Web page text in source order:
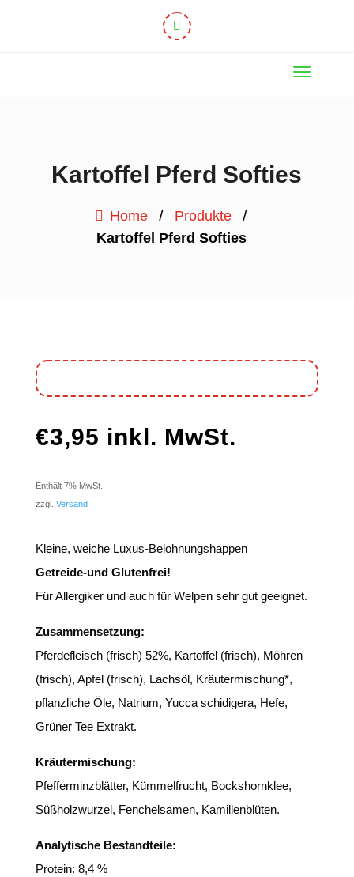
Kartoffel Pferd Softies
Home / Produkte /
Kartoffel Pferd Softies
€3,95 inkl. MwSt.
Enthält 7% MwSt.
zzgl. Versand
Kleine, weiche Luxus-Belohnungshappen
Getreide-und Glutenfrei!
Für Allergiker und auch für Welpen sehr gut geeignet.
Zusammensetzung:
Pferdefleisch (frisch) 52%, Kartoffel (frisch), Möhren
(frisch), Apfel (frisch), Lachsöl, Kräutermischung*,
pflanzliche Öle, Natrium, Yucca schidigera, Hefe,
Grüner Tee Extrakt.
Kräutermischung:
Pfefferminzblätter, Kümmelfrucht, Bockshornklee,
Süßholzwurzel, Fenchelsamen, Kamillenblüten.
Analytische Bestandteile:
Protein: 8,4 %